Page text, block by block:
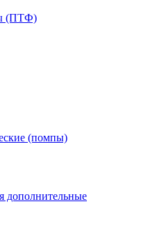
(ПТФ)
(помпы)
дополнительные